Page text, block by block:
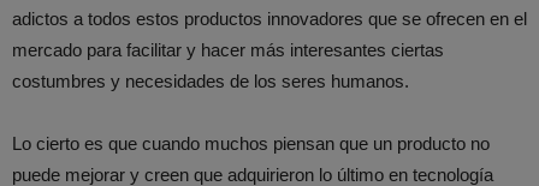
adictos a todos estos productos innovadores que se ofrecen en el
mercado para facilitar y hacer más interesantes ciertas
costumbres y necesidades de los seres humanos.
Lo cierto es que cuando muchos piensan que un producto no
puede mejorar y creen que adquirieron lo último en tecnología